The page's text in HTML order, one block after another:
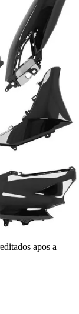
apos a